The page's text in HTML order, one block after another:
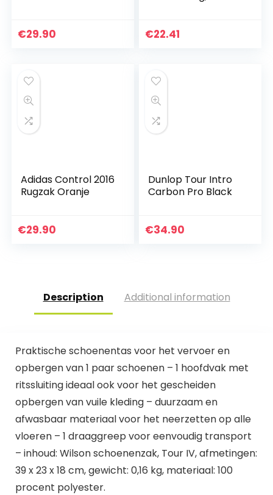
€29.90 €22.41
Adidas Control 2016
Rugzak Oranje
€29.90
Dunlop Tour Intro
Carbon Pro Black
€34.90
Description Additional information
Praktische schoenentas voor het vervoer en
opbergen van 1 paar schoenen – 1 hoofdvak met
ritssluiting ideaal ook voor het gescheiden
opbergen van vuile kleding – duurzaam en
afwasbaar materiaal voor het neerzetten op alle
vloeren – 1 draaggreep voor eenvoudig transport
– inhoud: Wilson schoenenzak, Tour IV, afmetingen:
39 x 23 x 18 cm, gewicht: 0,16 kg, materiaal: 100
procent polyester.